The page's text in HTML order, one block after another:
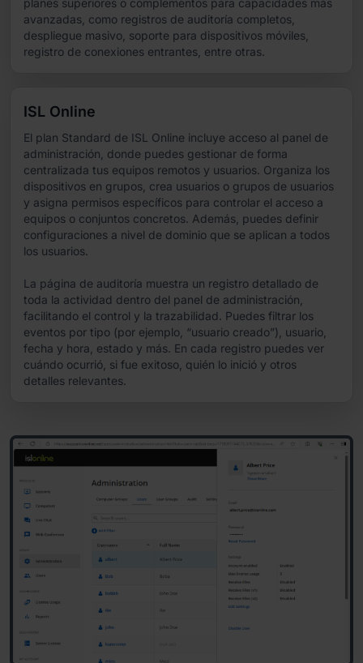
planes superiores o complementos para capacidades más
avanzadas, como registros de auditoría completos,
despliegue masivo, soporte para dispositivos móviles,
registro de conexiones entrantes, entre otras.
ISL Online
El plan Standard de ISL Online incluye acceso al panel de
administración, donde puedes gestionar de forma
centralizada tus equipos remotos y usuarios. Organiza los
dispositivos en grupos, crea usuarios o grupos de usuarios
y asigna permisos específicos para controlar el acceso a
equipos o conjuntos concretos. Además, puedes definir
configuraciones a nivel de dominio que se aplican a todos
los usuarios.
La página de auditoría muestra un registro detallado de
toda la actividad dentro del panel de administración,
facilitando el control y la trazabilidad. Puedes filtrar los
eventos por tipo (por ejemplo, “usuario creado”), usuario,
fecha y hora, estado y más. En cada registro puedes ver
cuándo ocurrió, si fue exitoso, quién lo inició y otros
detalles relevantes.